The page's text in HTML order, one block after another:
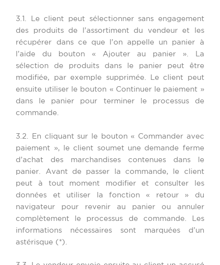
3.1. Le client peut sélectionner sans engagement
des produits de l’assortiment du vendeur et les
récupérer dans ce que l’on appelle un panier à
l’aide du bouton « Ajouter au panier ». La
sélection de produits dans le panier peut être
modifiée, par exemple supprimée. Le client peut
ensuite utiliser le bouton « Continuer le paiement »
dans le panier pour terminer le processus de
commande.
3.2. En cliquant sur le bouton « Commander avec
paiement », le client soumet une demande ferme
d’achat des marchandises contenues dans le
panier. Avant de passer la commande, le client
peut à tout moment modifier et consulter les
données et utiliser la fonction « retour » du
navigateur pour revenir au panier ou annuler
complètement le processus de commande. Les
informations nécessaires sont marquées d’un
astérisque (*).